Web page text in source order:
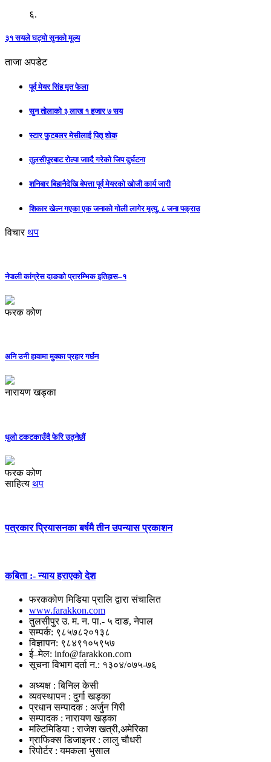
६.
३१ सयले घट्यो सुनको मूल्य
ताजा अपडेट
पूर्व मेयर सिंह मृत फेला
सुन तोलाको ३ लाख १ हजार ७ सय
स्टार फुटबलर मेसीलाई पितृ शोक
तुलसीपुरबाट रोल्पा जाादै गरेको जिप दुर्घटना
शनिबार बिहानैदेखि बेपत्ता पूर्व मेयरको खोजी कार्य जारी
शिकार खेल्न गएका एक जनाको गोली लागेर मृत्यु, ८ जना पक्राउ
विचार थप
नेपाली कांग्रेस दाङको प्रारम्भिक इतिहास–१
फरक कोण
अनि उनी हावामा मुक्का प्रहार गर्छन
नारायण खड्का
धुलो टकटकाउँदै फेरि उठ्नेछौं
फरक कोण
साहित्य थप
पत्रकार प्रियासनका बर्षमै तीन उपन्यास प्रकाशन
कबिता :- न्याय हराएको देश
फरककोण मिडिया प्रालि द्वारा संचालित
www.farakkon.com
तुलसीपुर उ. म. न. पा.- ५ दाङ, नेपाल
सम्पर्क: ९८५७८२०१३८
विज्ञापन: ९८४९१०५९५७
ई–मेल: info@farakkon.com
सूचना विभाग दर्ता न.: १३०४/०७५-७६
अध्यक्ष : बिनिल केसी
व्यवस्थापन : दुर्गा खड्का
प्रधान सम्पादक : अर्जुन गिरी
सम्पादक : नारायण खड्का
मल्टिमिडिया : राजेश खत्री,अमेरिका
ग्राफिक्स डिजाइनर : लालु चौधरी
रिपोर्टर : यमकला भुसाल